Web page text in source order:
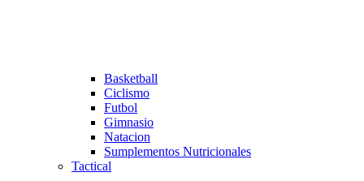
Basketball
Ciclismo
Futbol
Gimnasio
Natacion
Sumplementos Nutricionales
Tactical